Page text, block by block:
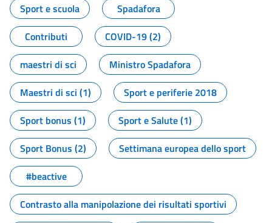
Sport e scuola
Spadafora
Contributi
COVID-19 (2)
maestri di sci
Ministro Spadafora
Maestri di sci (1)
Sport e periferie 2018
Sport bonus (1)
Sport e Salute (1)
Sport Bonus (2)
Settimana europea dello sport
#beactive
Contrasto alla manipolazione dei risultati sportivi